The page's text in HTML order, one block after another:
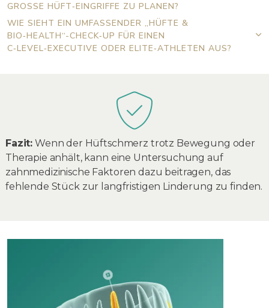
GROSSE HÜFT‑EINGRIFFE ZU PLANEN?
WIE SIEHT EIN UMFASSENDER „HÜFTE &
BIO‑HEALTH“-CHECK‑UP FÜR EINEN
C‑LEVEL‑EXECUTIVE ODER ELITE‑ATHLETEN AUS?
Fazit: Wenn der Hüftschmerz trotz Bewegung oder
Therapie anhält, kann eine Untersuchung auf
zahnmedizinische Faktoren dazu beitragen, das
fehlende Stück zur langfristigen Linderung zu finden.